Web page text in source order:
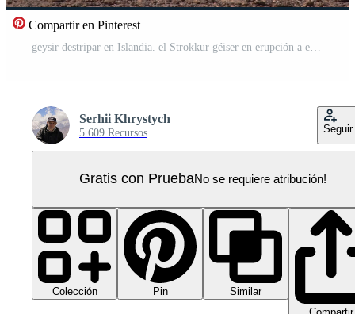
Compartir en Pinterest
Serhii Khrystych
5.609 Recursos Seguir
Gratis con PruebaNo se requiere atribución!
Colección Pin
Similar